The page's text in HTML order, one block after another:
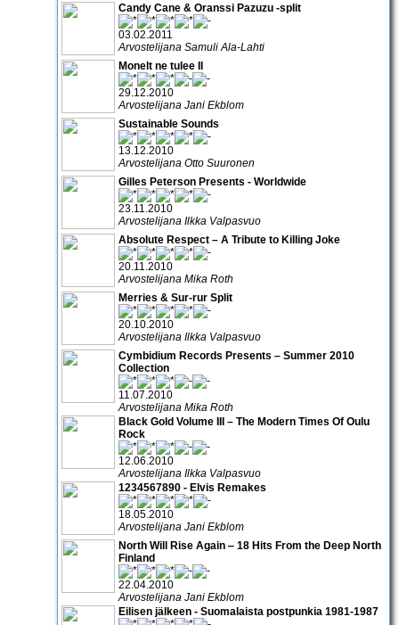
Candy Cane & Oranssi Pazuzu -split
03.02.2011
Arvostelijana Samuli Ala-Lahti
Monelt ne tulee II
29.12.2010
Arvostelijana Jani Ekblom
Sustainable Sounds
13.12.2010
Arvostelijana Otto Suuronen
Gilles Peterson Presents - Worldwide
23.11.2010
Arvostelijana Ilkka Valpasvuo
Absolute Respect – A Tribute to Killing Joke
20.11.2010
Arvostelijana Mika Roth
Merries & Sur-rur Split
20.10.2010
Arvostelijana Ilkka Valpasvuo
Cymbidium Records Presents – Summer 2010
Collection
11.07.2010
Arvostelijana Mika Roth
Black Gold Volume III – The Modern Times Of Oulu
Rock
12.06.2010
Arvostelijana Ilkka Valpasvuo
1234567890 - Elvis Remakes
18.05.2010
Arvostelijana Jani Ekblom
North Will Rise Again ‒ 18 Hits From the Deep North
Finland
22.04.2010
Arvostelijana Jani Ekblom
Eilisen jälkeen - Suomalaista postpunkia 1981-1987